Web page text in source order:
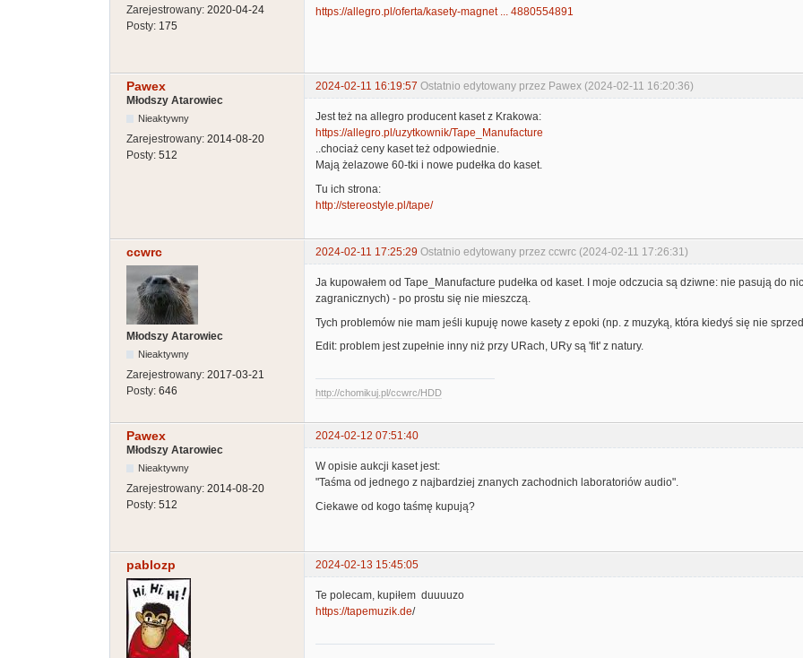
Zarejestrowany: 2020-04-24
Posty: 175
https://allegro.pl/oferta/kasety-magnet ... 4880554891
Pawex 2024-02-11 16:19:57 Ostatnio edytowany przez Pawex (2024-02-11 16:20:36)
Młodszy Atarowiec
Nieaktywny
Zarejestrowany: 2014-08-20
Posty: 512
Jest też na allegro producent kaset z Krakowa:
https://allegro.pl/uzytkownik/Tape_Manufacture
..chociaż ceny kaset też odpowiednie.
Mają żelazowe 60-tki i nowe pudełka do kaset.
Tu ich strona:
http://stereostyle.pl/tape/
ccwrc 2024-02-11 17:25:29 Ostatnio edytowany przez ccwrc (2024-02-11 17:26:31)
Młodszy Atarowiec
Nieaktywny
Zarejestrowany: 2017-03-21
Posty: 646
Ja kupowałem od Tape_Manufacture pudełka od kaset. I moje odczucia są dziwne: nie pasują do
zagranicznych) - po prostu się nie mieszczą.
Tych problemów nie mam jeśli kupuję nowe kasety z epoki (np. z muzyką, która kiedyś się nie
Edit: problem jest zupełnie inny niż przy URach, URy są 'fit' z natury.
http://chomikuj.pl/ccwrc/HDD
Pawex
2024-02-12 07:51:40
Młodszy Atarowiec
Nieaktywny
Zarejestrowany: 2014-08-20
Posty: 512
W opisie aukcji kaset jest:
"Taśma od jednego z najbardziej znanych zachodnich laboratoriów audio".
Ciekawe od kogo taśmę kupują?
pablozp 2024-02-13 15:45:05
Te polecam, kupiłem duuuuzo
https://tapemuzik.de/